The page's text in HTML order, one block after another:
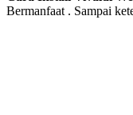
Bermanfaat . Sampai